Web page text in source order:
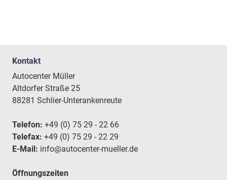
Kontakt
Autocenter Müller
Altdorfer Straße 25
88281 Schlier-Unterankenreute
Telefon: +49 (0) 75 29 - 22 66
Telefax: +49 (0) 75 29 - 22 29
E-Mail: info@autocenter-mueller.de
Öffnungszeiten